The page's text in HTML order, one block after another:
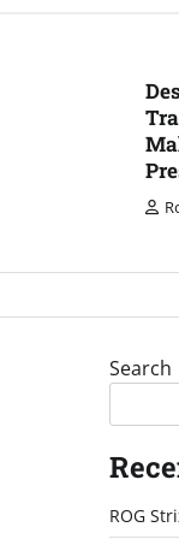
Search
ROG